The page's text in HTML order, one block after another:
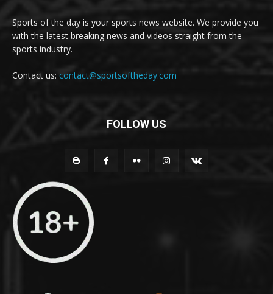
Sports of the day is your sports news website. We provide you
with the latest breaking news and videos straight from the
sports industry.
Contact us: contact@sportsoftheday.com
FOLLOW US